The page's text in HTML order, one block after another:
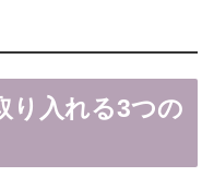
り入れる3つの